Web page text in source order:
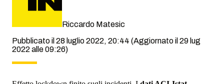
Riccardo Matesic
Pubblicato il 28 luglio 2022, 20:44 (Aggiornato il 29 lug
2022 alle 09:26)